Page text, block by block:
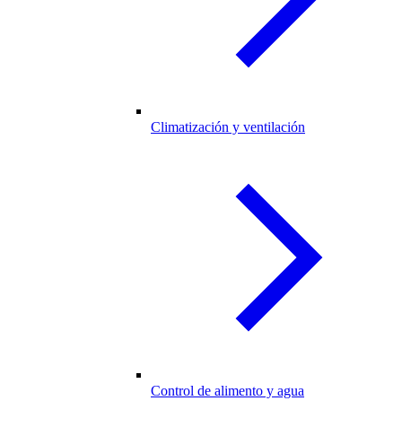
Climatización y ventilación
Control de alimento y agua